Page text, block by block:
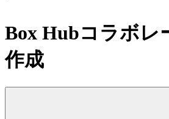
Box Hubコラボレ
作成